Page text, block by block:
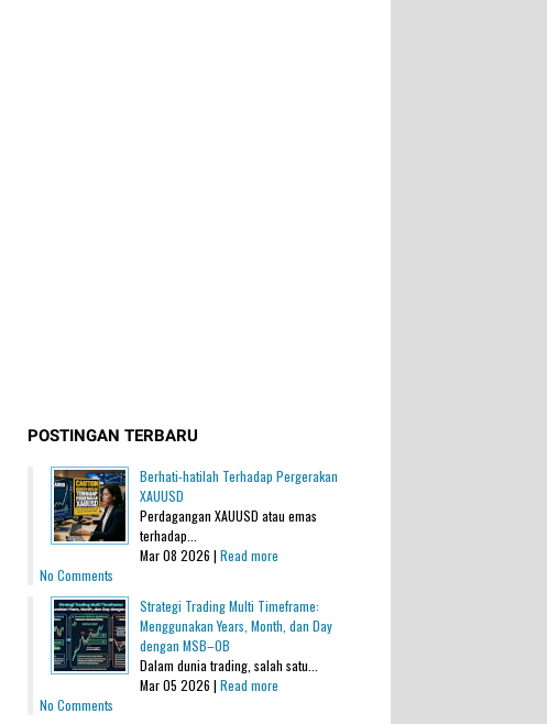
POSTINGAN TERBARU
Berhati-hatilah Terhadap Pergerakan
XAUUSD
Perdagangan XAUUSD atau emas
terhadap...
Mar 08 2026 | Read more
No Comments
Strategi Trading Multi Timeframe:
Menggunakan Years, Month, dan Day
dengan MSB–OB
Dalam dunia trading, salah satu...
Mar 05 2026 | Read more
No Comments